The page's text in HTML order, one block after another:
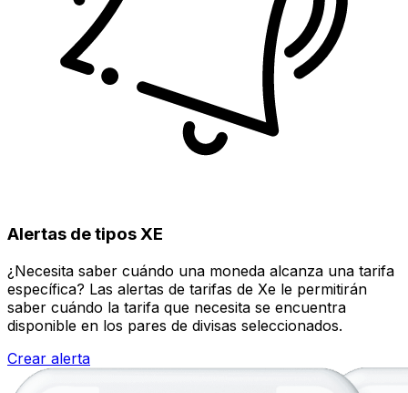
Alertas de tipos XE
¿Necesita saber cuándo una moneda alcanza una tarifa
específica? Las alertas de tarifas de Xe le permitirán
saber cuándo la tarifa que necesita se encuentra
disponible en los pares de divisas seleccionados.
Crear alerta